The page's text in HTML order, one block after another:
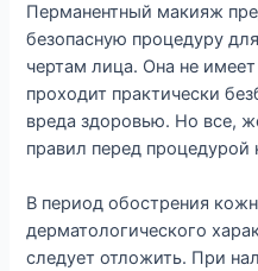
Перманентный макияж
безопасную процедуру
чертам лица. Она не
проходит практически
вреда здоровью. Но все,
правил перед процедурой
В период обострения
дерматологического
следует отложить. При